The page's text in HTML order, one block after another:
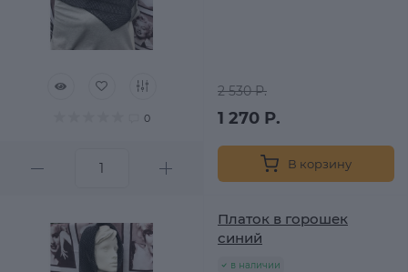
0
2 530 Р.
1 270 Р.
В корзину
Платок в горошек
синий
в наличии